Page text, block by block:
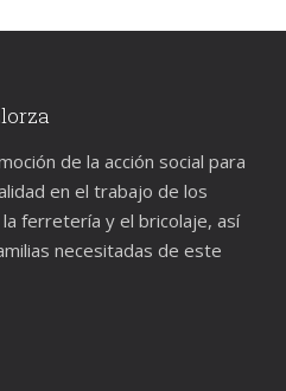
de la acción social para
en el trabajo de los
ferretería y el bricolaje, así
necesitadas de este